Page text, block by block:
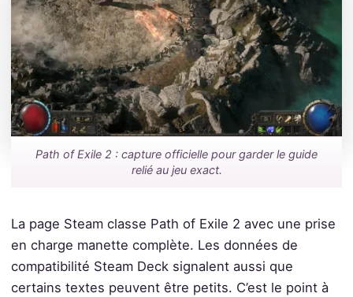
Path of Exile 2 : capture officielle pour garder le guide
relié au jeu exact.
La page Steam classe Path of Exile 2 avec une prise
en charge manette complète. Les données de
compatibilité Steam Deck signalent aussi que
certains textes peuvent être petits. C’est le point à